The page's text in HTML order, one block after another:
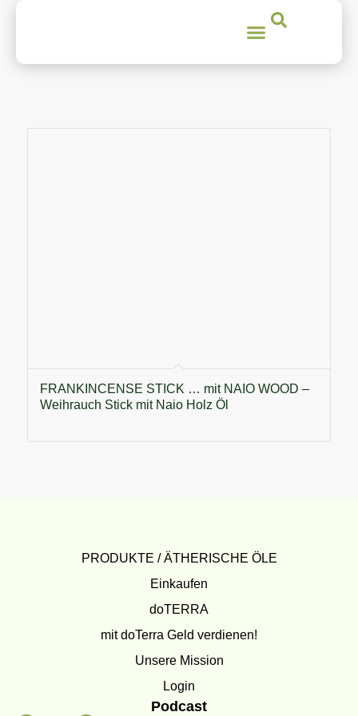
FRANKINCENSE STICK … mit NAIO WOOD –
Weihrauch Stick mit Naio Holz Öl
PRODUKTE / ÄTHERISCHE ÖLE
Einkaufen
doTERRA
mit doTerra Geld verdienen!
Unsere Mission
Login
Podcast